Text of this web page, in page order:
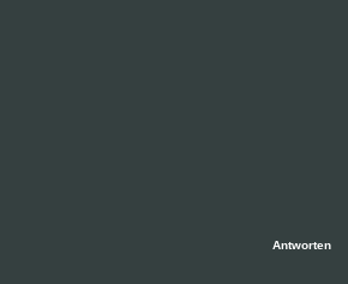
Antworten